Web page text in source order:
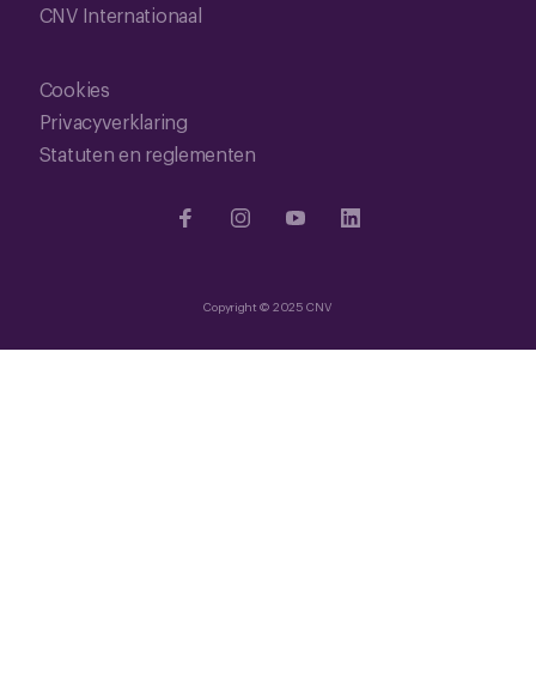
CNV Internationaal
Cookies
Privacyverklaring
Statuten en reglementen
Copyright © 2025 CNV